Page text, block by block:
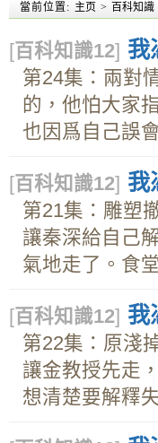
當前位置: 主页 > 百科知識
[百科知識12] 我
第24集：兩對
的，他怕大家
也因爲自己誤
[百科知識12] 我
第21集：雕塑
讓秦深給自己
氣地走了。食
[百科知識12] 我
第22集：原淺
讓金教授先走
想清楚要解釋